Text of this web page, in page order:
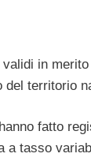
in
del territorio
fatto
a tasso